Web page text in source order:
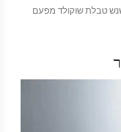
טבלת שוקולד מפעם